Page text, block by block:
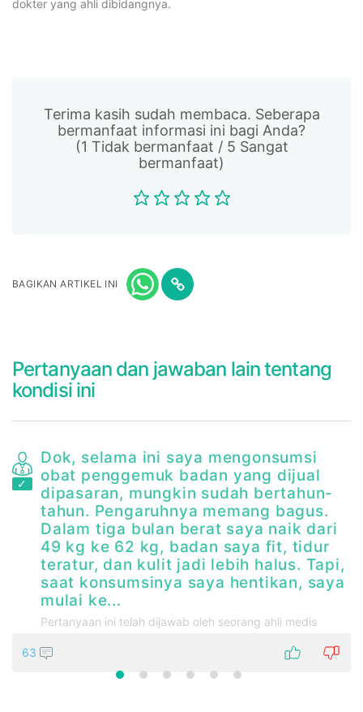
dokter yang ahli dibidangnya.
Terima kasih sudah membaca. Seberapa
bermanfaat informasi ini bagi Anda?
(1 Tidak bermanfaat / 5 Sangat
bermanfaat)
BAGIKAN ARTIKEL INI
Pertanyaan dan jawaban lain tentang
kondisi ini
Dok, selama ini saya mengonsumsi
obat penggemuk badan yang dijual
dipasaran, mungkin sudah bertahun-
tahun. Pengaruhnya memang bagus.
Dalam tiga bulan berat saya naik dari
49 kg ke 62 kg, badan saya fit, tidur
teratur, dan kulit jadi lebih halus. Tapi,
saat konsumsinya saya hentikan, saya
mulai ke...
Pertanyaan ini telah dijawab oleh seorang ahli medis
63